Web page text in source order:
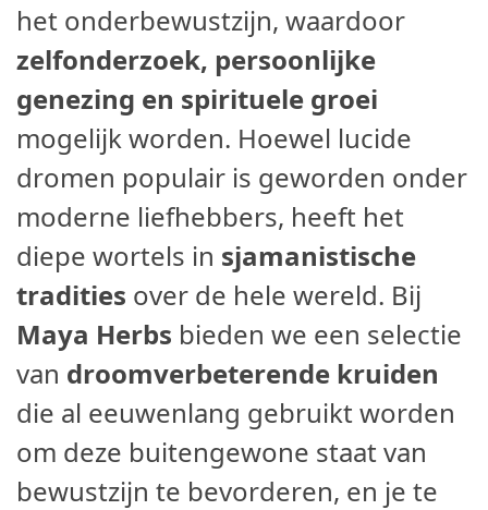
het onderbewustzijn, waardoor
zelfonderzoek, persoonlijke
genezing en spirituele groei
mogelijk worden. Hoewel lucide
dromen populair is geworden onder
moderne liefhebbers, heeft het
diepe wortels in sjamanistische
tradities over de hele wereld. Bij
Maya Herbs bieden we een selectie
van droomverbeterende kruiden
die al eeuwenlang gebruikt worden
om deze buitengewone staat van
bewustzijn te bevorderen, en je te